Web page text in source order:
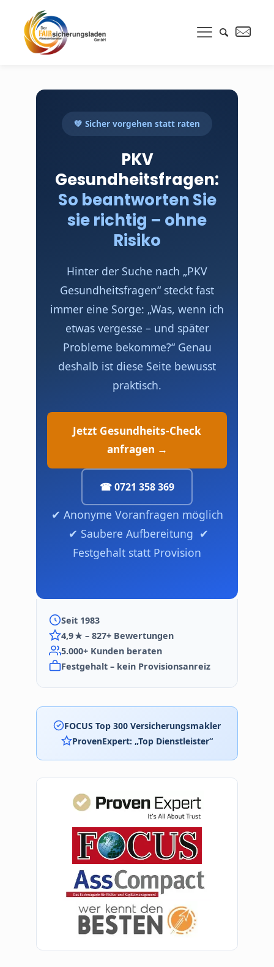
💚 Sicher vorgehen statt raten
PKV
Gesundheitsfragen:
So beantworten Sie
sie richtig – ohne
Risiko
Hinter der Suche nach „PKV
Gesundheitsfragen“ steckt fast
immer eine Sorge: „Was, wenn ich
etwas vergesse – und später
Probleme bekomme?“ Genau
deshalb ist diese Seite bewusst
praktisch.
Jetzt Gesundheits-Check
anfragen →
☎ 0721 358 369
✔ Anonyme Voranfragen möglich
✔ Saubere Aufbereitung ✔
Festgehalt statt Provision
Seit 1983
4,9 ★ – 827+ Bewertungen
5.000+ Kunden beraten
Festgehalt – kein Provisionsanreiz
FOCUS Top 300 Versicherungsmakler
ProvenExpert: „Top Dienstleister“